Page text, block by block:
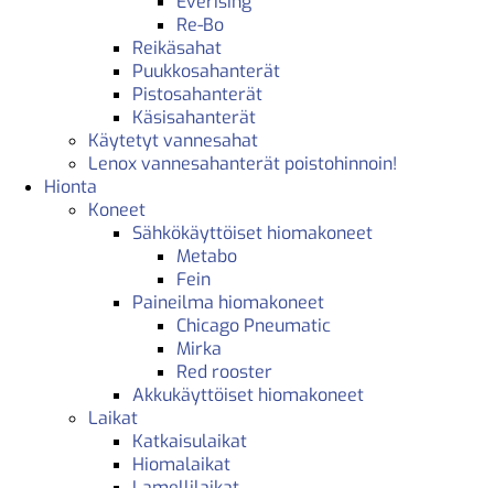
Re-Bo
Reikäsahat
Puukkosahanterät
Pistosahanterät
Käsisahanterät
Käytetyt vannesahat
Lenox vannesahanterät poistohinnoin!
Hionta
Koneet
Sähkökäyttöiset hiomakoneet
Metabo
Fein
Paineilma hiomakoneet
Chicago Pneumatic
Mirka
Red rooster
Akkukäyttöiset hiomakoneet
Laikat
Katkaisulaikat
Hiomalaikat